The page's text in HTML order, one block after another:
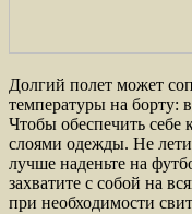
Долгий полет может
температуры на борту:
Чтобы обеспечить себе
слоями одежды. Не
лучше наденьте на
захватите с собой на
при необходимости